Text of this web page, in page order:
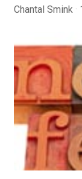
Chantal Smink ·